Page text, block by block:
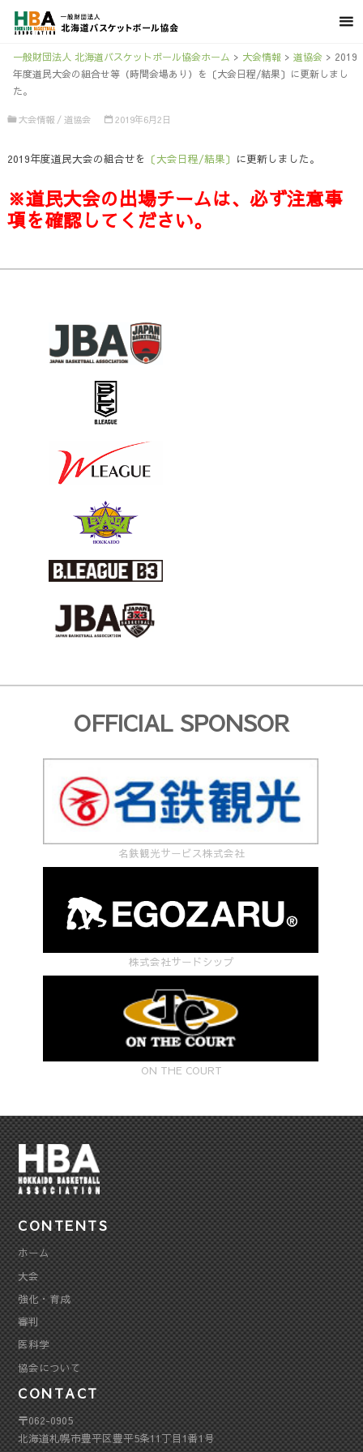
一般財団法人 北海道バスケットボール協会ホーム > 大会情報 > 道協会> 2019
年度道民大会の組合せ等（時間会場あり）を〔大会日程/結果〕に更新しまし
た。
大会情報 / 道協会 2019年6月2日
2019年度道民大会の組合せを 〔大会日程/結果〕 に更新しました。
※道民大会の出場チームは、必ず注意事
項を確認してください。
OFFICIAL SPONSOR
名鉄観光サービス株式会社
株式会社サードシップ
ON THE COURT
CONTENTS
ホーム
大会
強化・育成
審判
医科学
協会について
CONTACT
〒062-0905
北海道札幌市豊平区豊平5条11丁目1番1号